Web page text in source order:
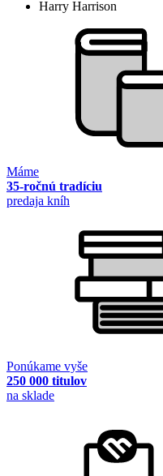
Harry Harrison
Máme
35-ročnú tradíciu
predaja kníh
Ponúkame vyše
250 000 titulov
na sklade